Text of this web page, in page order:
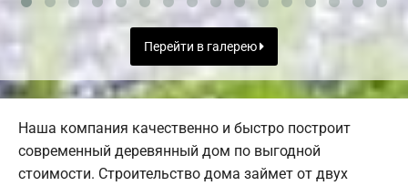
Перейти в галерею
Наша компания качественно и быстро построит
современный деревянный дом по выгодной
стоимости. Строительство дома займет от двух